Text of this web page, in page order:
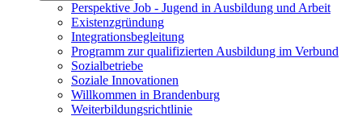
Perspektive Job - Jugend in Ausbildung und Arbeit
Existenzgründung
Integrationsbegleitung
Programm zur qualifizierten Ausbildung im Verbund
Sozialbetriebe
Soziale Innovationen
Willkommen in Brandenburg
Weiterbildungsrichtlinie